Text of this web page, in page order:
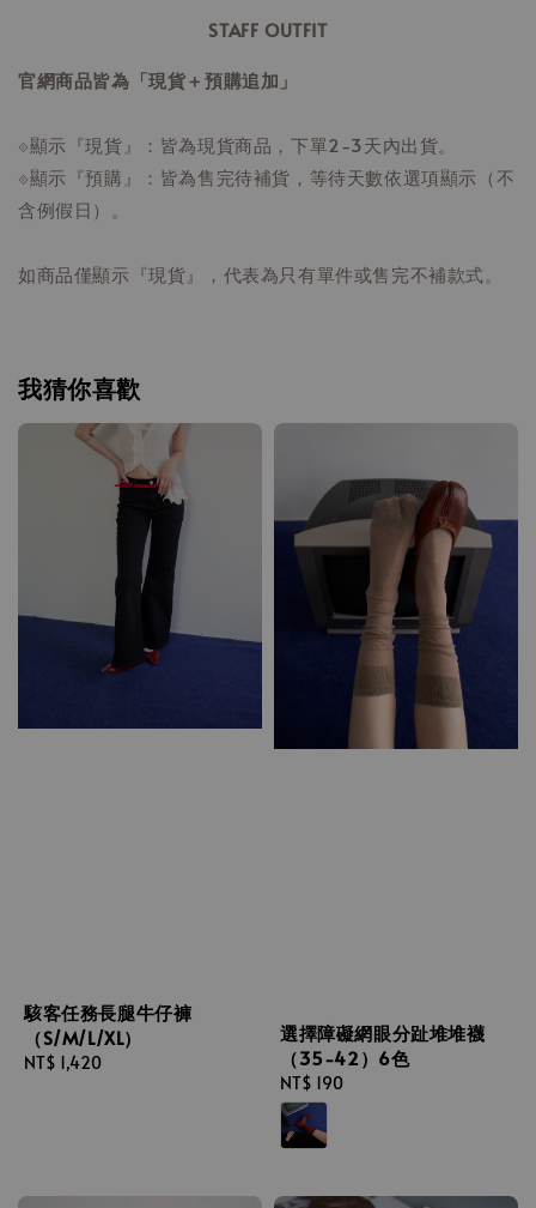
STAFF OUTFIT
官網商品皆為「現貨＋預購追加」
⟐顯示『現貨』：皆為現貨商品，下單2-3天內出貨。
⟐顯示『預購』：皆為售完待補貨，等待天數依選項顯示（不
含例假日）。
如商品僅顯示『現貨』，代表為只有單件或售完不補款式。
我猜你喜歡
駭客任務長腿牛仔褲
（S/M/L/XL）
Regular
NT$ 1,420
選擇障礙網眼分趾堆堆襪
（35-42）6色
Regular
price
NT$ 190